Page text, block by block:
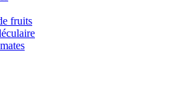
fruits